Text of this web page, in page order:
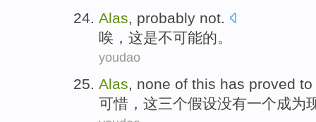
Alas, probably not.
唉 ，这是不可能的。
youdao
Alas, none of this has proved to
可惜 ， 这三个假设没有一个成为